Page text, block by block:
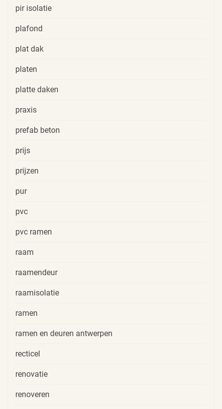
pir isolatie
plafond
plat dak
platen
platte daken
praxis
prefab beton
prijs
prijzen
pur
pvc
pvc ramen
raam
raamendeur
raamisolatie
ramen
ramen en deuren antwerpen
recticel
renovatie
renoveren